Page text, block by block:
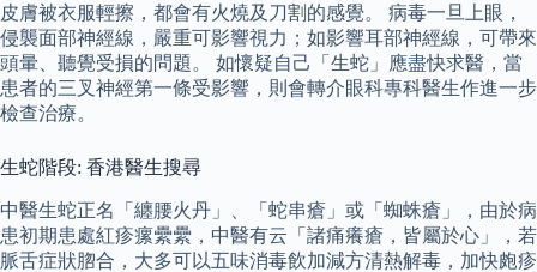
皮膚被衣服輕擦，都會有火燒及刀割的感覺。 病毒一旦上眼，
侵襲面部神經線，嚴重可影響視力；如影響耳部神經線，可帶來
頭暈、聽覺受損的問題。 如懷疑自己「生蛇」應盡快求醫，當
患者的三叉神經第一條受影響，則會轉介眼科專科醫生作進一步
檢查治療。
生蛇階段: 香港醫生搜尋
中醫生蛇正名「纏腰火丹」、「蛇串瘡」或「蜘蛛瘡」，由於病
患初期患處紅疹瘰纍纍，中醫有云「諸痛癢瘡，皆屬於心」，若
脈舌症狀脗合，大多可以五味消毒飲加減方清熱解毒，加快皰疹